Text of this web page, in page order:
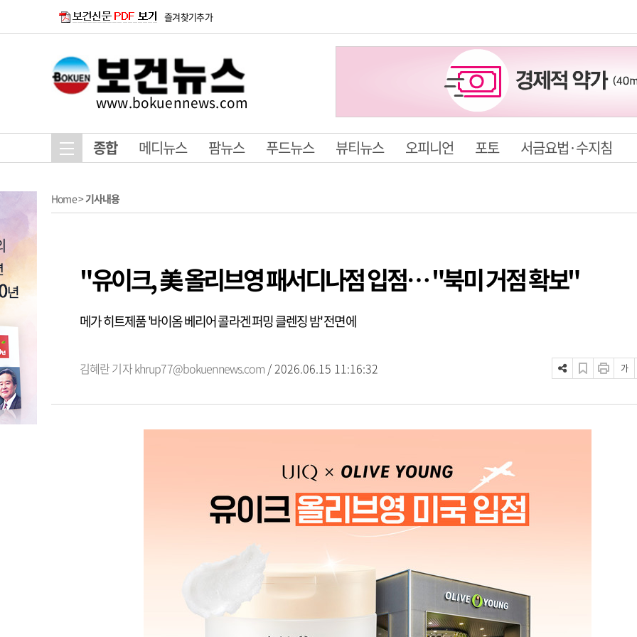
즐겨찾기추가
www.bokuennews.com
종합 메디뉴스 팜뉴스 푸드뉴스 뷰티뉴스 오피니언 포토 서금요법·수지침
Home>기사내용
"유이크, 美 올리브영 패서디나점 입점… "북미 거점 확보"
메가 히트제품 '바이옴 베리어 콜라겐 퍼밍 클렌징 밤' 전면에
김혜란 기자khrup77@bokuennews.com / 2026.06.15 11:16:32 가